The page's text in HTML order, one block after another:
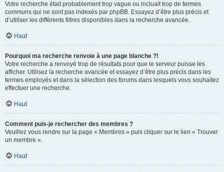
Votre recherche était probablement trop vague ou incluait trop de termes
communs qui ne sont pas indexés par phpBB. Essayez d’être plus précis et
d’utiliser les différents filtres disponibles dans la recherche avancée.
Haut
Pourquoi ma recherche renvoie à une page blanche ?!
Votre recherche a renvoyé trop de résultats pour que le serveur puisse les
afficher. Utilisez la recherche avancée et essayez d’être plus précis dans les
termes employés et dans la sélection des forums dans lesquels vous souhaitez
effectuer une recherche.
Haut
Comment puis-je rechercher des membres ?
Veuillez vous rendre sur la page « Membres » puis cliquer sur le lien « Trouver
un membre ».
Haut